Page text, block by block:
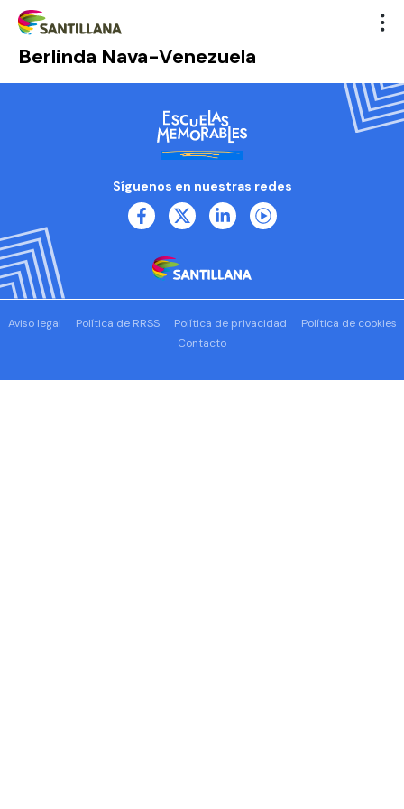
Berlinda Nava-Venezuela
Síguenos en nuestras redes
Aviso legal Política de RRSS Política de privacidad
Política de cookies
Contacto